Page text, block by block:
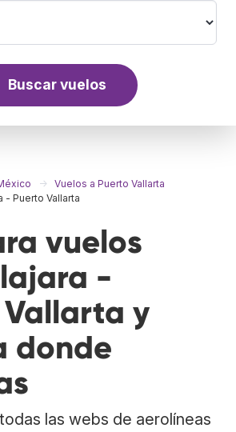
Buscar vuelos
Vuelos a Puerto Vallarta
- Puerto Vallarta
vuelos
-
y
donde
las webs de aerolíneas